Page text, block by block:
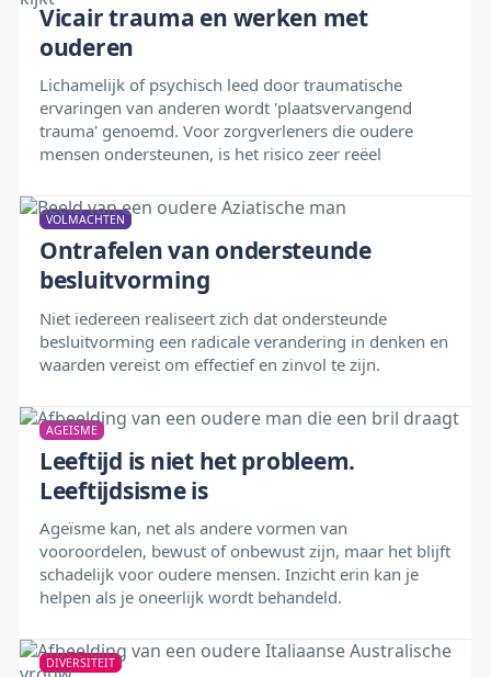
Vicair trauma en werken met
ouderen
Lichamelijk of psychisch leed door traumatische
ervaringen van anderen wordt 'plaatsvervangend
trauma' genoemd. Voor zorgverleners die oudere
mensen ondersteunen, is het risico zeer reëel
VOLMACHTEN
Ontrafelen van ondersteunde
besluitvorming
Niet iedereen realiseert zich dat ondersteunde
besluitvorming een radicale verandering in denken en
waarden vereist om effectief en zinvol te zijn.
AGEÏSME
Leeftijd is niet het probleem.
Leeftijdsisme is
Ageïsme kan, net als andere vormen van
vooroordelen, bewust of onbewust zijn, maar het blijft
schadelijk voor oudere mensen. Inzicht erin kan je
helpen als je oneerlijk wordt behandeld.
DIVERSITEIT